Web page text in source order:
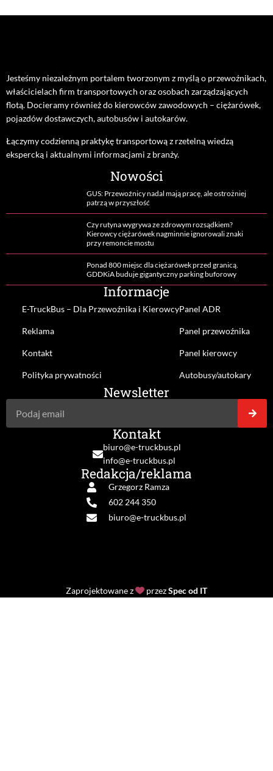
Jesteśmy niezależnym portalem tworzonym z myślą o przewoźnikach,
właścicielach firm transportowych oraz osobach zarządzających
flotą. Docieramy również do kierowców zawodowych – ciężarówek,
pojazdów dostawczych, autobusów i autokarów.
Łączymy codzienną praktykę transportową z rzetelną wiedzą
ekspercką i aktualnymi informacjami z branży.
Nowości
GUS: Przewoźnicy nadal mają pracę, ale ostrożniej
patrzą w przyszłość
Czy rutyna wygrywa ze zdrowym rozsądkiem?
Kierowcy ciężarówek nagminnie ignorowali znaki
przy remoncie mostu
Ponad 800 miejsc dla ciężarówek przed granicą.
GDDKiA buduje gigantyczny parking buforowy
Informacje
E-TruckBus – Dla Przewoźnika i Kierowcy
Reklama
Kontakt
Polityka prywatności
Panel ADR
Panel przewoźnika
Panel kierowcy
Autobusy/autokary
Newsletter
Kontakt
biuro@e-truckbus.pl
info@e-truckbus.pl
Redakcja/reklama
Grzegorz Ramza
602 244 350
biuro@e-truckbus.pl
Zaprojektowane z przezSpec od IT